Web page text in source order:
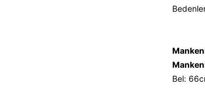
Bel: